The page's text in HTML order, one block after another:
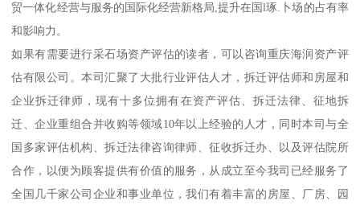
贸一体化经营与服务的国际化经营新格局,提升在国l琢.卜场的占有率
和影响力。
如果有需要进行采石场资产评估的读者，可以咨询重庆海润资产评
估有限公司。本司汇聚了大批行业评估人才，拆迁评估师和房屋和
企业拆迁律师，现有十多位拥有在资产评估、拆迁法律、征地拆
迁、企业重组合并收购等领域10年以上经验的人才，同时本司与全
国多家评估机构、拆迁法律咨询律师、征收拆迁办、以及评估院所
合作，以便为顾客提供有价值的服务，从成立至今我司已经服务了
全国几千家公司企业和事业单位，我们有着丰富的房屋、厂房、园